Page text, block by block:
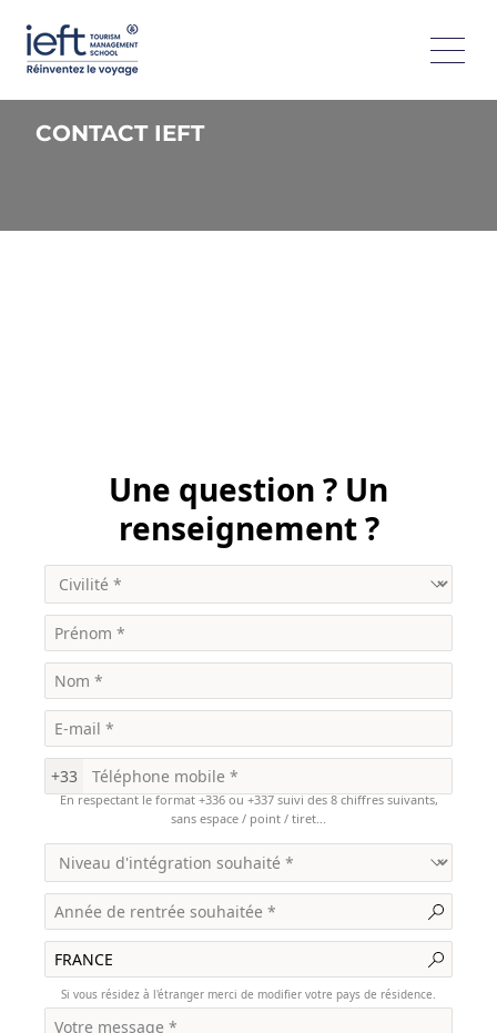
CONTACT IEFT
Une question ? Un
renseignement ?
+33
En respectant le format +336 ou +337 suivi des 8 chiffres suivants,
sans espace / point / tiret...
Si vous résidez à l'étranger merci de modifier votre pays de résidence.